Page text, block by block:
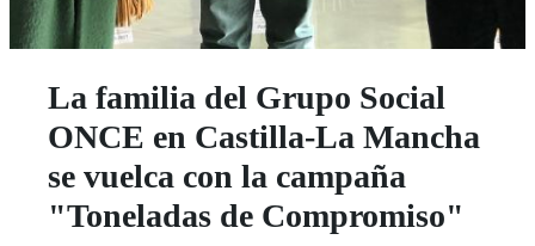
La familia del Grupo Social
ONCE en Castilla-La Mancha
se vuelca con la campaña
"Toneladas de Compromiso"